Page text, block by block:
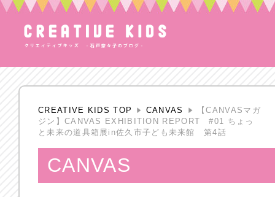
CREATIVE KIDS TOP CANVAS
【CANVASマガ
ジン】CANVAS EXHIBITION REPORT #01 ちょっ
と未来の道具箱展in佐久市子ども未来館 第4話
CANVAS